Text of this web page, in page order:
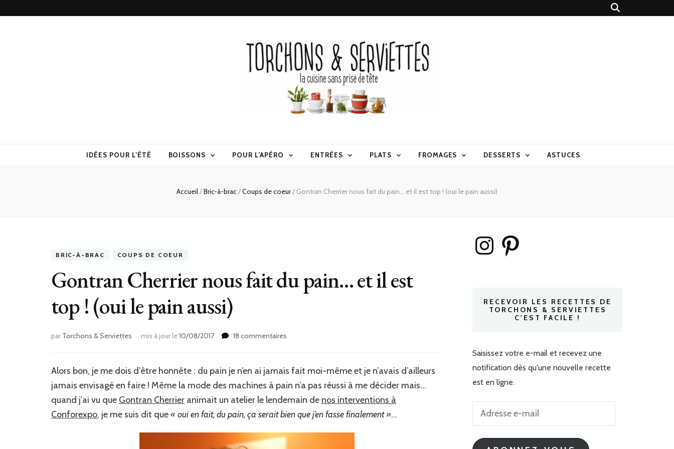
IDÉES POUR L’ÉTÉ BOISSONS POUR L’APÉRO ENTRÉES PLATS FROMAGES DESSERTS ASTUCES
Accueil/Bric-à-brac/Coups de coeur/ Gontran Cherrier nous fait du pain… et il est top ! (oui le pain aussi)
BRIC-À-BRAC COUPS DE COEUR
Gontran Cherrier nous fait du pain… et il est
top ! (oui le pain aussi)
par Torchons & Serviettes mis à jour le10/08/2017 18 commentaires
nous
du
pain…
et
il
top
Alors bon, je me dois d’être honnête : du pain je n’en ai jamais fait moi-même et je n’avais d’ailleurs
jamais envisagé en faire ! Même la mode des machines à pain n’a pas réussi à me décider mais…
quand j’ai vu que Gontran Cherrier animait un atelier le lendemain de nos interventions à
Conforexpo, je me suis dit que« oui en fait, du pain, ça serait bien que j’en fasse finalement »…
InstagramPinterest
RECEVOIR LES RECETTES DE
TORCHONS & SERVIETTES
C'EST FACILE !
Saisissez votre e-mail et recevez une
notification dès qu'une nouvelle recette
est en ligne.
Adresse
mail